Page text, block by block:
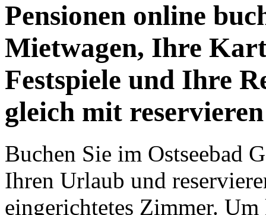
Pensionen online
Mietwagen, Ihre
Festspiele und Ihre
gleich mit reservieren
Buchen Sie im Ostseebad
Ihren Urlaub und
eingerichtetes Zimmer.